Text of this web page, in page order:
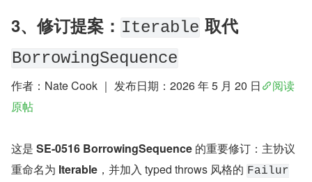
3、修订提案： Iterable
BorrowingSequence
作者：Nate Cook ｜ 发布日期：2026 年 5 月 20 日
阅读
原帖
这是 SE-0516 BorrowingSequence 的重要修订：主协议
重命名为 Iterable ，并加入 typed throws 风格的 Failur